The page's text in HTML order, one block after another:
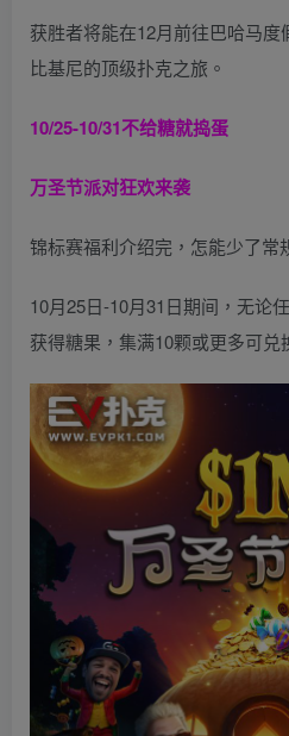
获胜者将能在12月前往巴哈马度
比基尼的顶级扑克之旅。
10/25-10/31不给糖就捣蛋
万圣节派对狂欢来袭
锦标赛福利介绍完，怎能少了常
10月25日-10月31日期间，无论
获得糖果，集满10颗或更多可兑